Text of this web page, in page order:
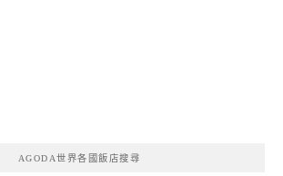
AGODA世界各國飯店搜尋